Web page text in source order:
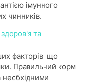
імунного
чинників.
та
факторів, що
Правильний корм
необхідними